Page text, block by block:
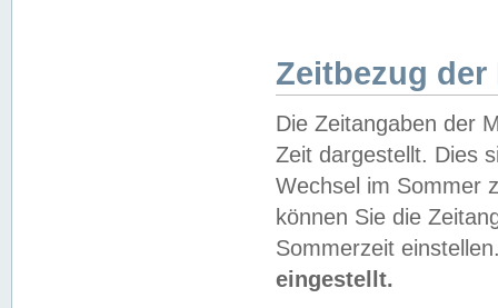
Zeitbezug der
Die Zeitangaben der
Zeit dargestellt. Dies
Wechsel im Sommer
können Sie die
Sommerzeit
eingestellt.